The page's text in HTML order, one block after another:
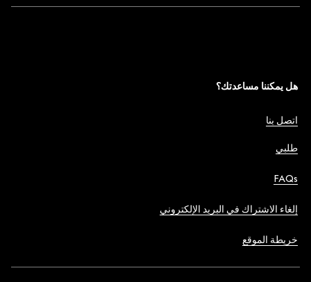
هل يمكننا مساعدتك؟
اتصل بنا
طلبي
FAQs
إلغاء الاشتراك في البريد الإلكتروني
خريطة الموقع